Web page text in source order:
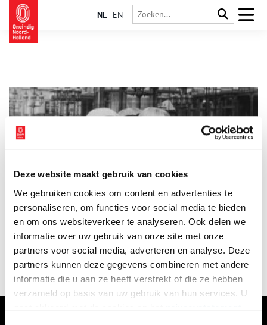
Deze website maakt gebruik van cookies
We gebruiken cookies om content en advertenties te
personaliseren, om functies voor social media te bieden
en om ons websiteverkeer te analyseren. Ook delen we
informatie over uw gebruik van onze site met onze
partners voor social media, adverteren en analyse. Deze
partners kunnen deze gegevens combineren met andere
informatie die u aan ze heeft verstrekt of die ze hebben
verzameld op basis van uw gebruik van hun services. U
NL EN
(1897-1902)
De Mutoscope and Biograph-films zijn onlangs opgenomen in
het UNESCO Memory of the World Register. De opnamen –
gedraaid op 68mm – uit de begintijd van de cinema behoren
tot de scherpste en rijkst gedetailleerde beelden uit de
filmgeschiedenis.
1 min